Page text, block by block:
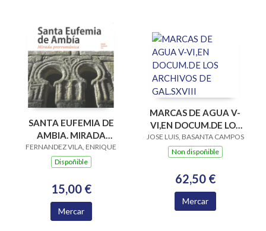
SANTA EUFEMIA DE
AMBIA. MIRADA
PRERROMANICA
FERNANDEZ VILA, ENRIQUE
Dispoñible
15,00 €
Mercar
MARCAS DE AGUA V-
VI,EN DOCUM.DE LOS
ARCHIVOS DE
GAL.SXVIII
JOSE LUIS, BASANTA CAMPOS
Non dispoñible
62,50 €
Mercar